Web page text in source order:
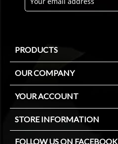
PRODUCTS
OUR COMPANY
YOUR ACCOUNT
STORE INFORMATION
FOLLOW US ON FACEBOOK